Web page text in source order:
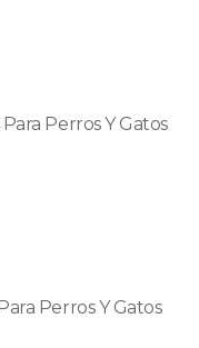
Perros Y Gatos
Perros Y Gatos